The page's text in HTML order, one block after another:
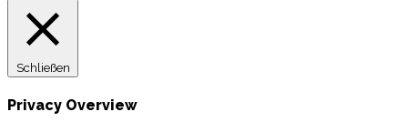
Schließen
Privacy Overview